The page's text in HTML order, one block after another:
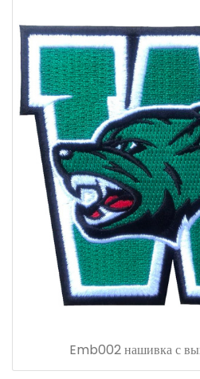
Emb002 нашивка с